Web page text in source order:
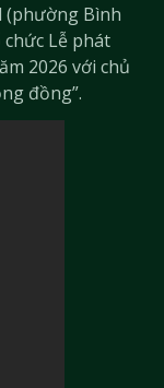
(phường Bình
Lễ phát
2026 với chủ
đồng”.